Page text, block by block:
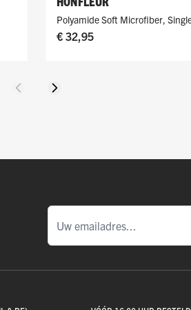
Polyamide Soft Microfiber,
€ 32,95
Vorige Volgende